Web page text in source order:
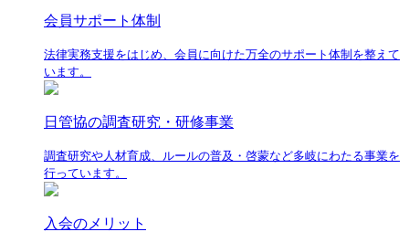
会員サポート体制
法律実務支援をはじめ、会員に向けた万全のサポート体制を整えて
います。
日管協の調査研究・研修事業
調査研究や人材育成、ルールの普及・啓蒙など多岐にわたる事業を
行っています。
入会のメリット